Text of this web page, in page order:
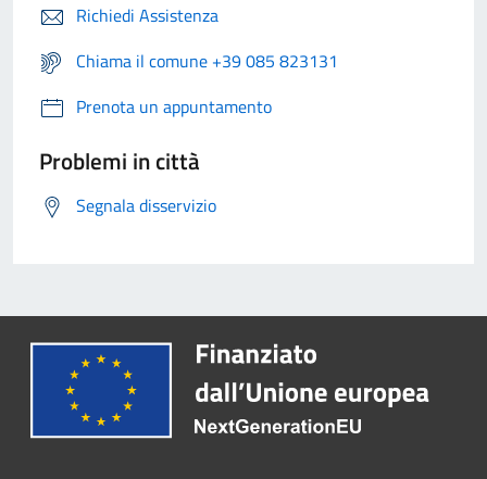
Richiedi Assistenza
Chiama il comune +39 085 823131
Prenota un appuntamento
Problemi in città
Segnala disservizio